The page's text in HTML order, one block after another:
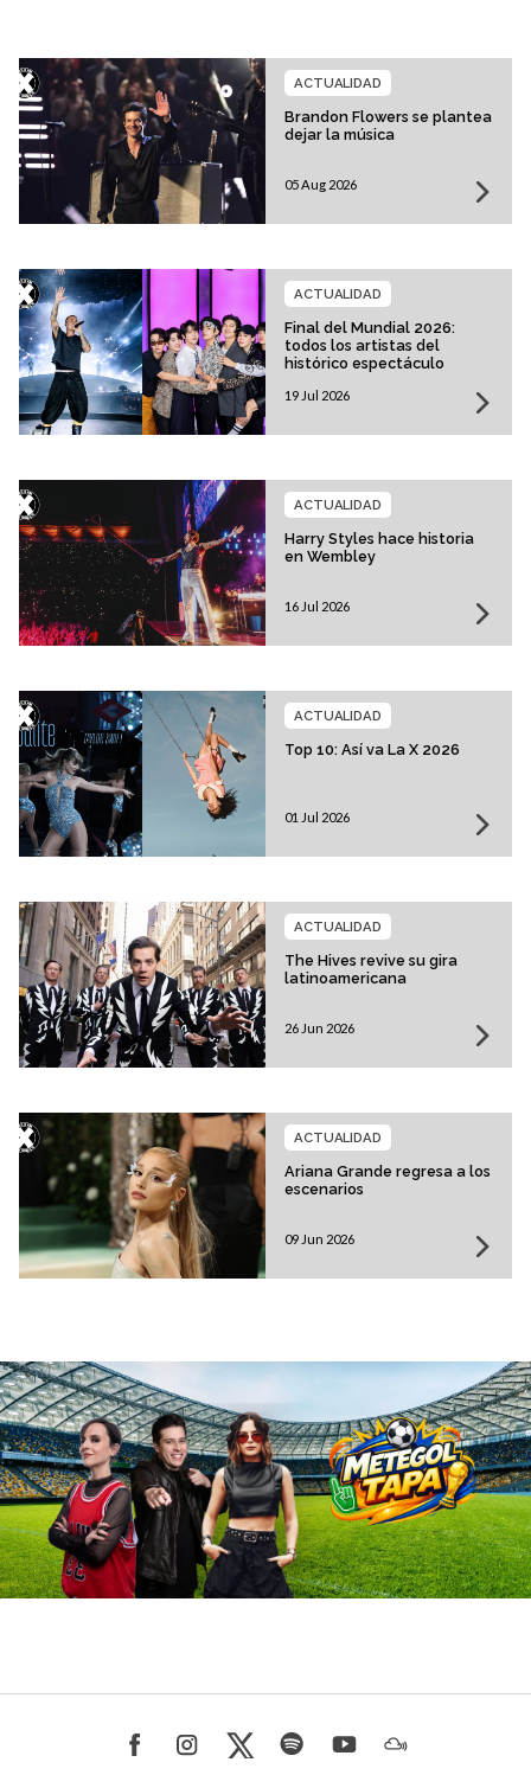
Brandon Flowers se plantea
dejar la música
ACTUALIDAD
05 Aug 2026
Final del Mundial 2026:
todos los artistas del
histórico espectáculo
ACTUALIDAD
19 Jul 2026
Harry Styles hace historia
en Wembley
ACTUALIDAD
16 Jul 2026
Top 10: Así va La X 2026
ACTUALIDAD
01 Jul 2026
The Hives revive su gira
latinoamericana
ACTUALIDAD
26 Jun 2026
Ariana Grande regresa a los
escenarios
ACTUALIDAD
09 Jun 2026